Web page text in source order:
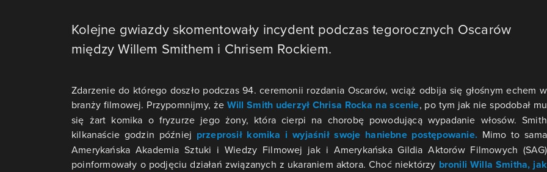
Kolejne gwiazdy skomentowały incydent podczas tegorocznych Oscarów
między Willem Smithem i Chrisem Rockiem.
Zdarzenie do którego doszło podczas 94. ceremonii rozdania Oscarów, wciąż odbija się głośnym echem w
branży filmowej. Przypomnijmy, że Will Smith uderzył Chrisa Rocka na scenie, po tym jak nie spodobał mu
się żart komika o fryzurze jego żony, która cierpi na chorobę powodującą wypadanie włosów. Smith
kilkanaście godzin później przeprosił komika i wyjaśnił swoje haniebne postępowanie. Mimo to sama
Amerykańska Akademia Sztuki i Wiedzy Filmowej jak i Amerykańska Gildia Aktorów Filmowych (SAG)
poinformowały o podjęciu działań związanych z ukaraniem aktora. Choć niektórzy bronili Willa Smitha, jak